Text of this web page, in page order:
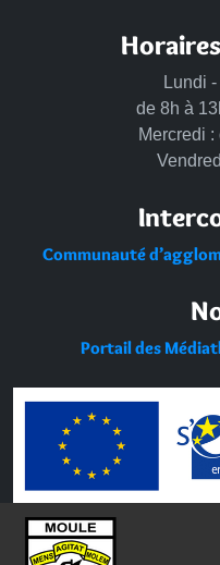
Lundi
de 8h à
Mercredi
Communauté
Portail des